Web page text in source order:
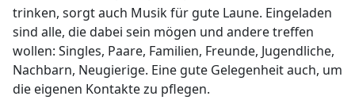
trinken, sorgt auch Musik für gute Laune. Eingeladen
sind alle, die dabei sein mögen und andere treffen
wollen: Singles, Paare, Familien, Freunde, Jugendliche,
Nachbarn, Neugierige. Eine gute Gelegenheit auch, um
die eigenen Kontakte zu pflegen.